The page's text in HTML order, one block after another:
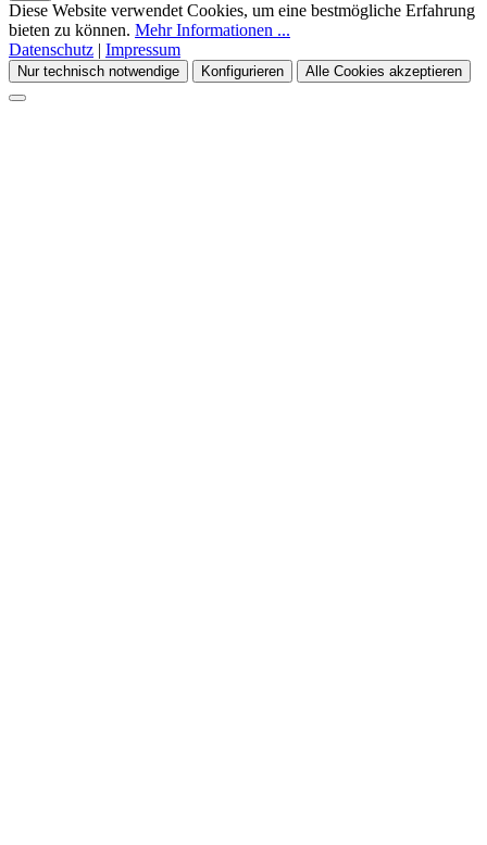
Diese Website verwendet Cookies, um eine bestmögliche Erfahrung
bieten zu können. Mehr Informationen ...
Datenschutz | Impressum
Nur technisch notwendige Konfigurieren Alle Cookies akzeptieren